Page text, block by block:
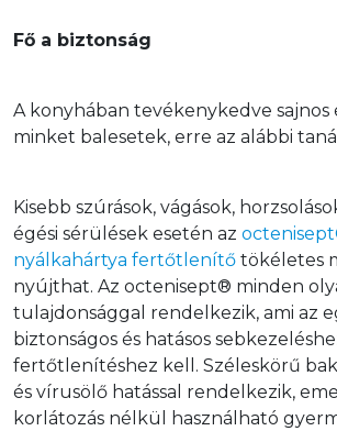
Fő a biztonság
A konyhában tevékenykedve
minket balesetek, erre az alábbi
Kisebb szúrások, vágások,
égési sérülések esetén az
nyálkahártya fertőtlenítő tökéletes
nyújthat. Az octenisept® minden
tulajdonsággal rendelkezik, ami az
biztonságos és hatásos
fertőtlenítéshez kell. Széleskörű
és vírusölő hatással rendelkezik,
korlátozás nélkül használható